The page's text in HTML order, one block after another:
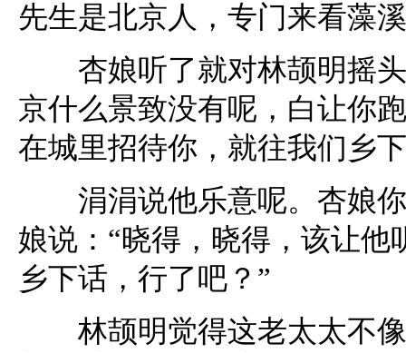
先生是北京人，专门来看藻
杏娘听了就对林颉明摇头
京什么景致没有呢，白让你
在城里招待你，就往我们乡
涓涓说他乐意呢。杏娘你
娘说：“晓得，晓得，该让
乡下话，行了吧？”
林颉明觉得这老太太不像